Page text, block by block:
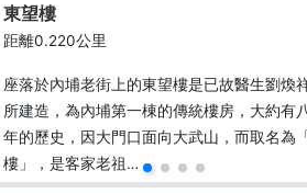
東望樓
距離0.220公里
座落於內埔老街上的東望樓是已故醫生劉煥
所建造，為內埔第一棟的傳統樓房，大約有
年的歷史，因大門口面向大武山，而取名為
樓」，是客家老祖…